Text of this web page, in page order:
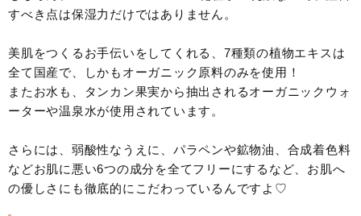
すべき点は保湿力だけではありません。
美肌をつくるお手伝いをしてくれる、7種類の植物エキスは
全て国産で、しかもオーガニック原料のみを使用！
またお水も、タンカン果実から抽出されるオーガニックウォ
ーターや温泉水が使用されています。
さらには、弱酸性なうえに、パラペンや鉱物油、合成着色料
などお肌に悪い6つの成分を全てフリーにするなど、お肌へ
の優しさにも徹底的にこだわっているんですよ♡